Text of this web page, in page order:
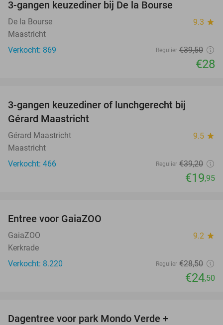
3-gangen keuzediner bij De la Bourse
De la Bourse 9.3 star
Maastricht
Verkocht: 869
Regulier €39,50
€28
3-gangen keuzediner of lunchgerecht bij
Gérard Maastricht
Gérard Maastricht 9.5 star
Maastricht
Verkocht: 466
Regulier €39,20
€19,95
Entree voor GaiaZOO
GaiaZOO 9.2 star
Kerkrade
Verkocht: 8.220
Regulier €28,50
€24,50
Dagentree voor park Mondo Verde +